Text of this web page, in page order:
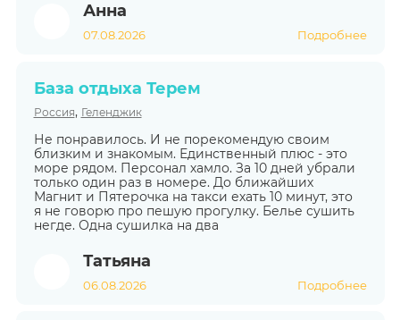
Анна
07.08.2026 Подробнее
База отдыха Терем
Россия, Геленджик
Не понравилось. И не порекомендую своим
близким и знакомым. Единственный плюс - это
море рядом. Персонал хамло. За 10 дней убрали
только один раз в номере. До ближайших
Магнит и Пятерочка на такси ехать 10 минут, это
я не говорю про пешую прогулку. Белье сушить
негде. Одна сушилка на два
Татьяна
06.08.2026 Подробнее